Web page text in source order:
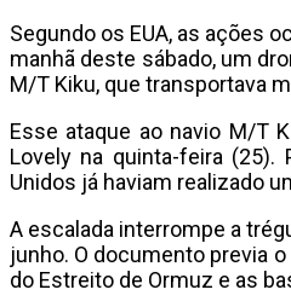
Segundo os EUA, as ações
manhã deste sábado, um
M/T Kiku, que transportava
Esse ataque ao navio M/T
Lovely na quinta-feira
Unidos já haviam realizado
A escalada interrompe a
junho. O documento previa
do Estreito de Ormuz e as